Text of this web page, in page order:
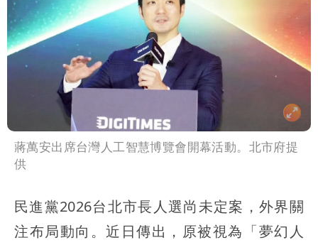
蔣萬安出席台灣人工智慧博覽會開幕活動。北市府提
供
民進黨2026台北市長人選尚未定案，外界關
注布局動向。近日傳出，原被視為「夢幻人